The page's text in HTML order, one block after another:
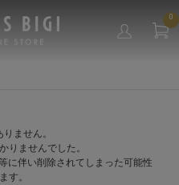
0
ません。
りませんでした。
に伴い削除されてしまった可能性
す。